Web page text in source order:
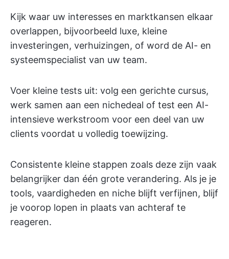
Kijk waar uw interesses en marktkansen elkaar
overlappen, bijvoorbeeld luxe, kleine
investeringen, verhuizingen, of word de AI- en
systeemspecialist van uw team.
Voer kleine tests uit: volg een gerichte cursus,
werk samen aan een nichedeal of test een AI-
intensieve werkstroom voor een deel van uw
clients voordat u volledig toewijzing.
Consistente kleine stappen zoals deze zijn vaak
belangrijker dan één grote verandering. Als je je
tools, vaardigheden en niche blijft verfijnen, blijf
je voorop lopen in plaats van achteraf te
reageren.